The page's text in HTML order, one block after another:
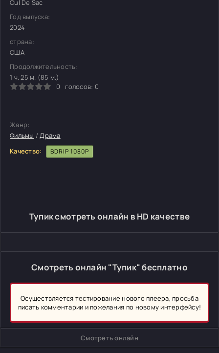
Cul De Sac
Год выпуска:
2024
страна:
США
Продолжительность:
1 ч. 25 м. (85 м.)
0
голосов: 0
Жанр:
Фильмы /Драма
Качество:
BDRIP 1080P
Тупик смотреть онлайн в HD качестве
Смотреть онлайн "Тупик" бесплатно
Осуществляется тестирование нового плеера, просьба
писать комментарии и пожелания по новому интерфейсу!
Смотреть онлайн